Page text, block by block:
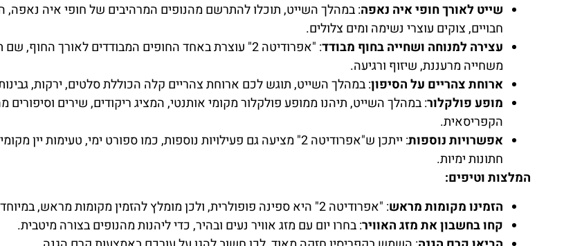
שייט לאורך חופי איה נאפה: במהלך השייט, תוכלו להתרשם מהנופים המרהיבים של חופי איה נאפה,
חבויים, צוקים עוצרי נשימה ומים צלולים.
עצירה למנוחה ושחייה בחוף מבודד
: "אפרודיטה 2" עוצרת באחד החופים המבודדים לאורך החוף,
משחייה מרעננת, שיזוף ורגיעה.
ארוחת צהריים על הסיפון: במהלך השייט, תוגש לכם ארוחת צהריים קלה הכוללת סלטים, ירקות,
מופע פולקלור: במהלך השייט, תיהנו ממופע פולקלור מקומי אותנטי, המציג ריקודים, שירים וסיפורים
הקפריסאית.
אפשרויות נוספות
: ייתכן ש"אפרודיטה 2" מציעה גם פעילויות נוספות, כמו ספורט ימי, טעימות יין
חתונות ימיות.
המלצות וטיפים:
הזמינו מקומות מראש: "אפרודיטה 2" היא ספינה פופולרית, ולכן מומלץ להזמין מקומות מראש, במיוחד בעונת התיירות.
קחו בחשבון את מזג האוויר: בחרו יום עם מזג אוויר נעים ובהיר, כדי ליהנות מהנופים בצורה מיטבית.